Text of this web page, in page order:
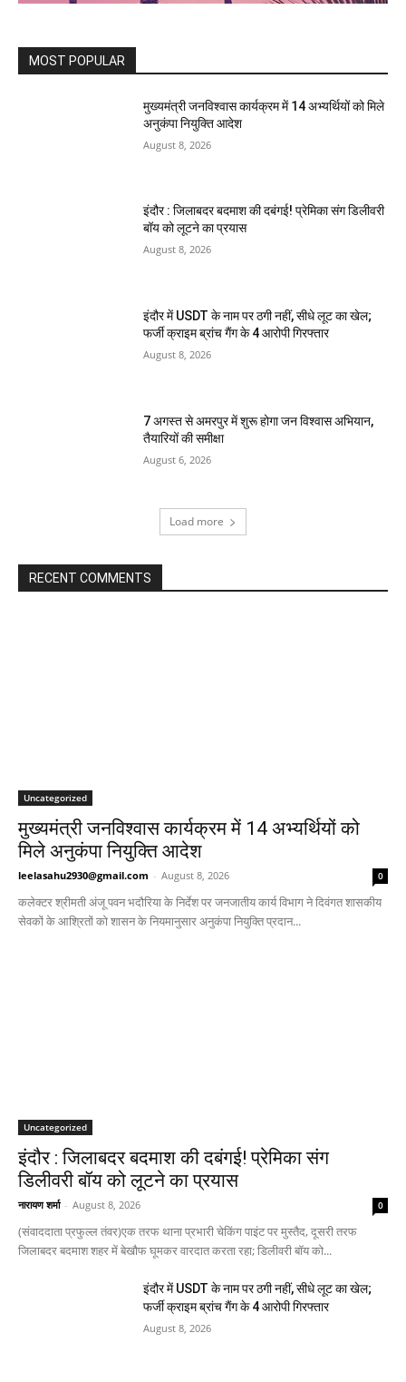
MOST POPULAR
मुख्यमंत्री जनविश्वास कार्यक्रम में 14 अभ्यर्थियों को मिले
अनुकंपा नियुक्ति आदेश
August 8, 2026
इंदौर : जिलाबदर बदमाश की दबंगई! प्रेमिका संग डिलीवरी
बॉय को लूटने का प्रयास
August 8, 2026
इंदौर में USDT के नाम पर ठगी नहीं, सीधे लूट का खेल;
फर्जी क्राइम ब्रांच गैंग के 4 आरोपी गिरफ्तार
August 8, 2026
7 अगस्त से अमरपुर में शुरू होगा जन विश्वास अभियान,
तैयारियों की समीक्षा
August 6, 2026
Load more
RECENT COMMENTS
Uncategorized
मुख्यमंत्री जनविश्वास कार्यक्रम में 14 अभ्यर्थियों को
मिले अनुकंपा नियुक्ति आदेश
leelasahu2930@gmail.com - August 8, 2026 0
कलेक्टर श्रीमती अंजू पवन भदौरिया के निर्देश पर जनजातीय कार्य विभाग ने दिवंगत शासकीय
सेवकों के आश्रितों को शासन के नियमानुसार अनुकंपा नियुक्ति प्रदान...
Uncategorized
इंदौर : जिलाबदर बदमाश की दबंगई! प्रेमिका संग
डिलीवरी बॉय को लूटने का प्रयास
नारायण शर्मा - August 8, 2026 0
(संवाददाता प्रफुल्ल तंवर)एक तरफ थाना प्रभारी चेकिंग पाइंट पर मुस्तैद, दूसरी तरफ
जिलाबदर बदमाश शहर में बेखौफ घूमकर वारदात करता रहा; डिलीवरी बॉय को...
इंदौर में USDT के नाम पर ठगी नहीं, सीधे लूट का खेल;
फर्जी क्राइम ब्रांच गैंग के 4 आरोपी गिरफ्तार
August 8, 2026